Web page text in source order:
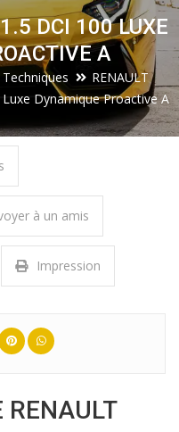
DCI 100 LUXE
A
Techniques
RENAULT
Luxe Dynamique Proactive A
à un amis
Impression
RENAULT